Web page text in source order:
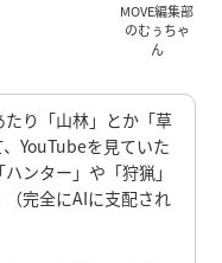
MOVE編集部
のむぅちゃ
ん
り「山林」とか「草
YouTubeを見ていた
ンター」や「狩猟」
完全にAIに支配され